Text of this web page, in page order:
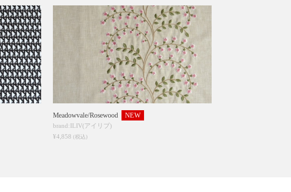
Meadowvale/Rosewood NEW
brand:ILIV(アイリブ)
¥4,858 (税込)